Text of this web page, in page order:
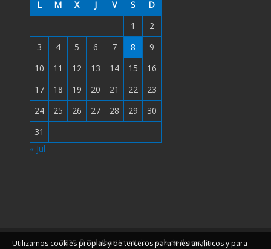
L
M X J V S
D
1
2
3
4 5 6 7 8
9
10
11 12 13 14 15
16
17
18 19 20 21 22
23
24
25 26 27 28 29
30
31
« Jul
2025 © Zulaibar Arratiako Lanbide Ikastegia
Utilizamos cookies propias y de terceros para fines analíticos y para